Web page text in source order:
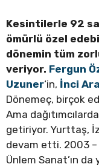
Kesintilerle 92
ömürlü özel
dönemin tüm
veriyor. Fergun
Uzuner‘in, İnci
Dönemeç, birçok
Ama
getiriyor. Yurttaş,
devam etti. 2003 –
Ünlem Sanat’ın da